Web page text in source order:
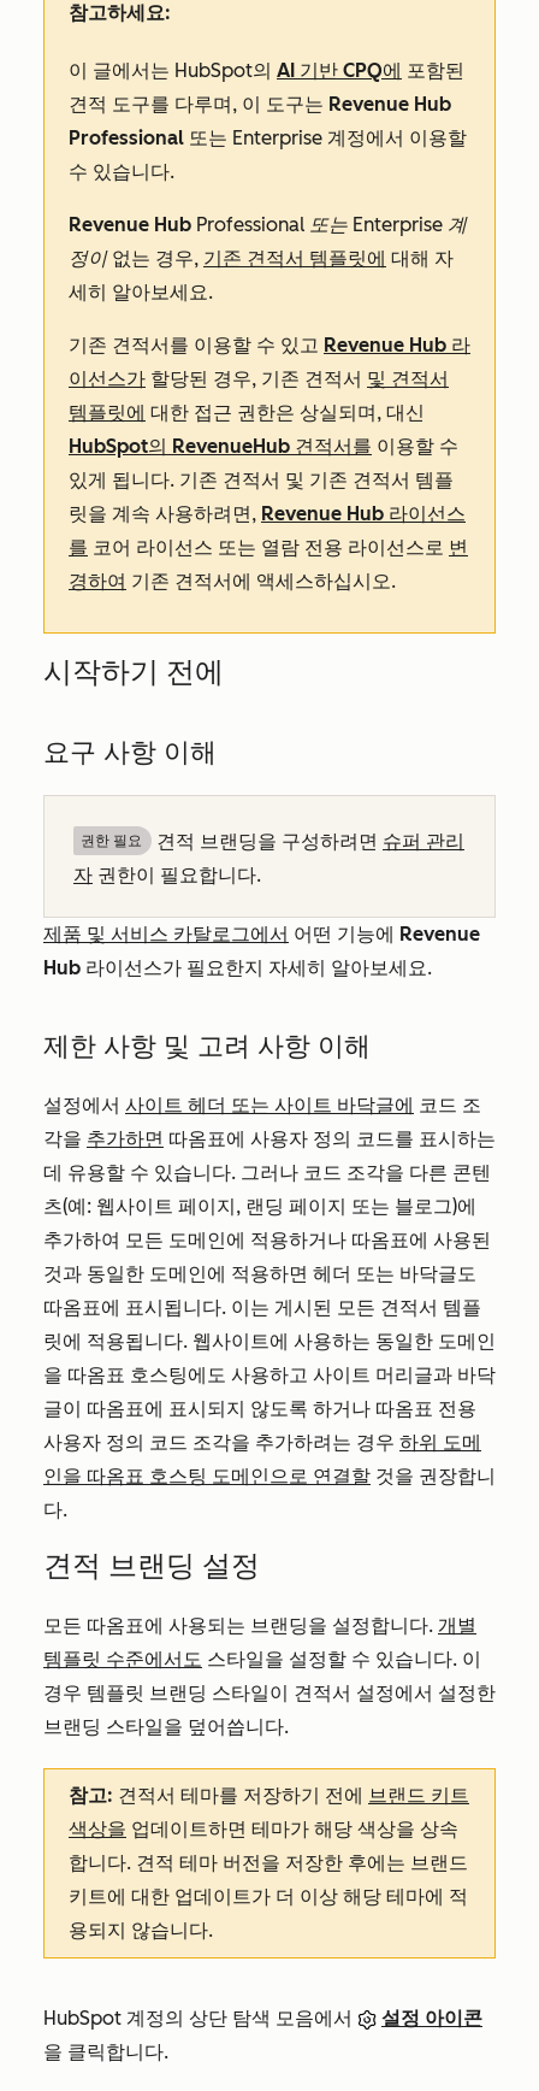
참고하세요:
이 글에서는 HubSpot의 AI 기반 CPQ에 포함된
견적 도구를 다루며, 이 도구는 Revenue Hub
Professional 또는 Enterprise 계정에서 이용할
수 있습니다.
Revenue Hub Professional 또는 Enterprise 계
정이 없는 경우, 기존 견적서 템플릿에 대해 자
세히 알아보세요.
기존 견적서를 이용할 수 있고 Revenue Hub 라
이선스가 할당된 경우, 기존 견적서 및 견적서
템플릿에 대한 접근 권한은 상실되며, 대신
HubSpot의 RevenueHub 견적서를 이용할 수
있게 됩니다. 기존 견적서 및 기존 견적서 템플
릿을 계속 사용하려면, Revenue Hub 라이선스
를 코어 라이선스 또는 열람 전용 라이선스로 변
경하여 기존 견적서에 액세스하십시오.
시작하기 전에
요구 사항 이해
권한 필요 견적 브랜딩을 구성하려면 슈퍼 관리
자 권한이 필요합니다.
제품 및 서비스 카탈로그에서 어떤 기능에 Revenue
Hub 라이선스가 필요한지 자세히 알아보세요.
제한 사항 및 고려 사항 이해
설정에서 사이트 헤더 또는 사이트 바닥글에 코드 조
각을 추가하면 따옴표에 사용자 정의 코드를 표시하는
데 유용할 수 있습니다. 그러나 코드 조각을 다른 콘텐
츠(예: 웹사이트 페이지, 랜딩 페이지 또는 블로그)에
추가하여 모든 도메인에 적용하거나 따옴표에 사용된
것과 동일한 도메인에 적용하면 헤더 또는 바닥글도
따옴표에 표시됩니다. 이는 게시된 모든 견적서 템플
릿에 적용됩니다. 웹사이트에 사용하는 동일한 도메인
을 따옴표 호스팅에도 사용하고 사이트 머리글과 바닥
글이 따옴표에 표시되지 않도록 하거나 따옴표 전용
사용자 정의 코드 조각을 추가하려는 경우 하위 도메
인을 따옴표 호스팅 도메인으로 연결할 것을 권장합니
다.
견적 브랜딩 설정
모든 따옴표에 사용되는 브랜딩을 설정합니다. 개별
템플릿 수준에서도 스타일을 설정할 수 있습니다. 이
경우 템플릿 브랜딩 스타일이 견적서 설정에서 설정한
브랜딩 스타일을 덮어씁니다.
참고: 견적서 테마를 저장하기 전에 브랜드 키트
색상을 업데이트하면 테마가 해당 색상을 상속
합니다. 견적 테마 버전을 저장한 후에는 브랜드
키트에 대한 업데이트가 더 이상 해당 테마에 적
용되지 않습니다.
HubSpot 계정의 상단 탐색 모음에서
설정 아이콘
을 클릭합니다.